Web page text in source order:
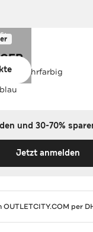
mehrfarbig
und 30-70%
Jetzt anmelden
OUTLETCITY.COM per